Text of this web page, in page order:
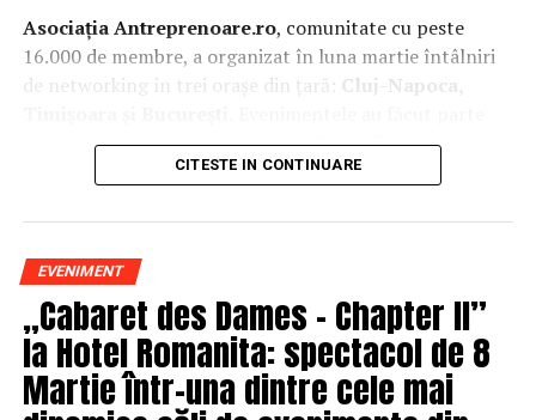
Asociația Antreprenoare.ro, comunitate cu peste
16.000 de membre, a organizat în luna martie întâlniri
de networking în trei orașe din țară:
Cluj-Napoca,
campania națională„Aleg să fiu vizibilă„, o
inițiativă care combină sesiuni de fotografie de brand
prezentă, cu numele tău și cu afacerea ta, în spațiul
public.
La Cluj-Napoca, sesiunile foto au fost susținute de doi
fotografi profesioniști:Valentina Mihalache
(lightsun.ro) șiDeni Sîrb(DA Studio). Valentina a venit
cu 18 ani de carieră în vânzări în spate și o tranziție
CITESTE IN CONTINUARE
EVENIMENT
„Cabaret des Dames – Chapter II”
la Hotel Romanita: spectacol de 8
Martie într-una dintre cele mai